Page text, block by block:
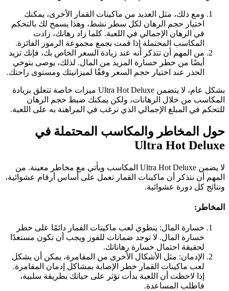
ومع ذلك، مثل العديد من ماكينات القمار الأخرى، يمكنك
اختيار حجم الرهان لكل سطر نشط، وهذا يسمح لك بالتحكم
في الرهان الإجمالي في اللعبة. كلما زاد رهانك، زادت
المكاسب المحتملة إذا قمت بجمع مجموعة الرموز الفائزة.
من المهم أن تتذكر أنه عند زيادة السعر الخاص بك، فإنك تزيد
أيضًا من خطر خسارة المزيد من المال. لذلك، يوصى بتوخي
الحذر عند اختيار حجم السعر وفقًا لميزانيتك ومستوى راحتك.
بشكل عام، لا يتضمن Ultra Hot Deluxe ميزات خاصة تتعلق بزيادة
المكاسب من خلال الرهانات، ولكن يمكنك ضبط حجم الرهان
للتحكم في المبلغ الإجمالي الذي ترغب في المراهنة به على اللعبة.
حول المخاطر والمكاسب المحتملة في
Ultra Hot Deluxe
لا يضمن Ultra Hot Deluxe المكاسب ويأتي مع مخاطر معينة. من
المهم أن نتذكر أن ماكينات القمار تعمل على أساس أرقام عشوائية،
ونتائج كل دورة عشوائية.
المخاطر:
خسارة المال: ينطوي لعب ماكينات القمار دائمًا على خطر
خسارة المال. لا توجد ضمانات للفوز ويجب أن تكون مستعدًا
لحقيقة احتمال خسارة رهاناتك.
الإدمان: مثل الأشكال الأخرى من المقامرة، يمكن أن يشكل
لعب ماكينات القمار خطر الإصابة بمشاكل إدمان المقامرة.
إذا لاحظت أن اللعبة بدأت تؤثر على حياتك بطريقة سلبية،
فاطلب المساعدة.